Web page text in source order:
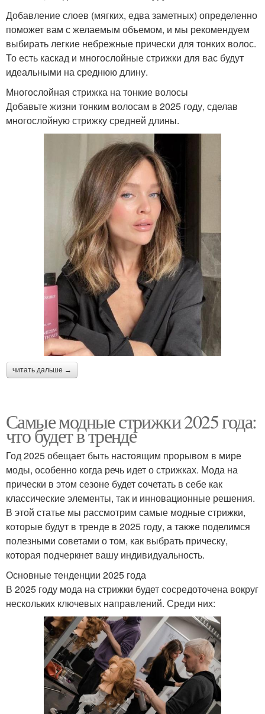
Добавление слоев (мягких, едва заметных) определенно
поможет вам с желаемым объемом, и мы рекомендуем
выбирать легкие небрежные прически для тонких волос.
То есть каскад и многослойные стрижки для вас будут
идеальными на среднюю длину.
Многослойная стрижка на тонкие волосы
Добавьте жизни тонким волосам в 2025 году, сделав
многослойную стрижку средней длины.
читать дальше →
Самые модные стрижки 2025 года:
что будет в тренде
Год 2025 обещает быть настоящим прорывом в мире
моды, особенно когда речь идет о стрижках. Мода на
прически в этом сезоне будет сочетать в себе как
классические элементы, так и инновационные решения.
В этой статье мы рассмотрим самые модные стрижки,
которые будут в тренде в 2025 году, а также поделимся
полезными советами о том, как выбрать прическу,
которая подчеркнет вашу индивидуальность.
Основные тенденции 2025 года
В 2025 году мода на стрижки будет сосредоточена вокруг
нескольких ключевых направлений. Среди них: